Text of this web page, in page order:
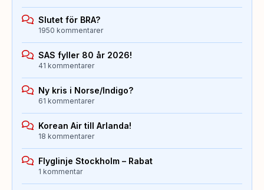
Slutet för BRA?
1950 kommentarer
SAS fyller 80 år 2026!
41 kommentarer
Ny kris i Norse/Indigo?
61 kommentarer
Korean Air till Arlanda!
18 kommentarer
Flyglinje Stockholm – Rabat
1 kommentar